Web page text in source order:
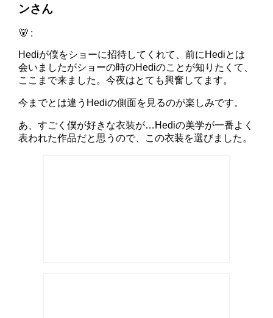
ンさん
🐻 :
Hediが僕をショーに招待してくれて、前にHediとは
会いましたがショーの時のHediのことが知りたくて、
ここまで来ました。今夜​​はとても興奮してます。
今までとは違うHediの側面を見るのが楽しみです。
あ、すごく僕が好きな衣装が…Hediの美学が一番よく
表われた作品だと思うので、この衣装を選びました。